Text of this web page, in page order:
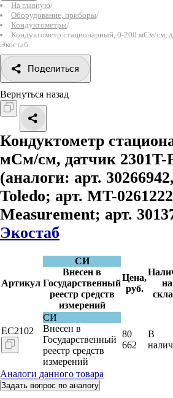
На главную/
Оборудование, приборы/
Кондуктометры/
Кондуктометр стационарный, 0-200 мСм/см,
Экостаб
Поделиться
Вернуться назад
Кондуктометр
мСм/см, датчик 2301T-
(аналоги: арт.
Toledo; арт. MT-
Measurement; арт.
Экостаб
Артикул
СИ
Внесен в
Государственный
реестр средств
измерений
Цена,
руб.
на
EC2102
СИ
Внесен в
Государственный
реестр средств
измерений
80
662
В
Аналоги данного товара
Задать вопрос по аналогу